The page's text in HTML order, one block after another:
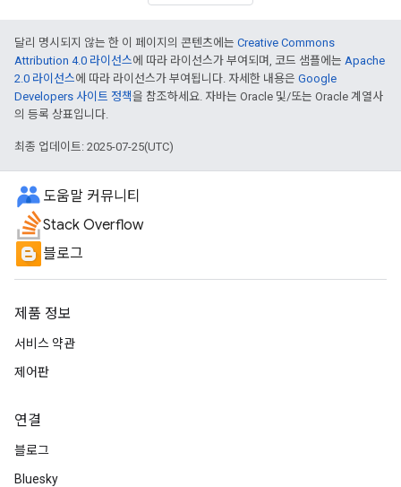
달리 명시되지 않는 한 이 페이지의 콘텐츠에는 Creative Commons
Attribution 4.0 라이선스에 따라 라이선스가 부여되며, 코드 샘플에는 Apache
2.0 라이선스에 따라 라이선스가 부여됩니다. 자세한 내용은 Google
Developers 사이트 정책을 참조하세요. 자바는 Oracle 및/또는 Oracle 계열사
의 등록 상표입니다.
최종 업데이트: 2025-07-25(UTC)
도움말 커뮤니티
Stack Overflow
블로그
제품 정보
서비스 약관
제어판
연결
블로그
Bluesky